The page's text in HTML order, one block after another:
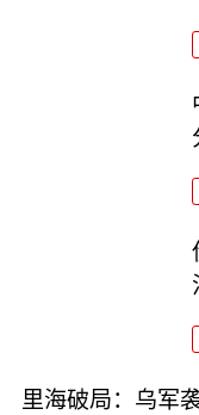
里海破局：乌军